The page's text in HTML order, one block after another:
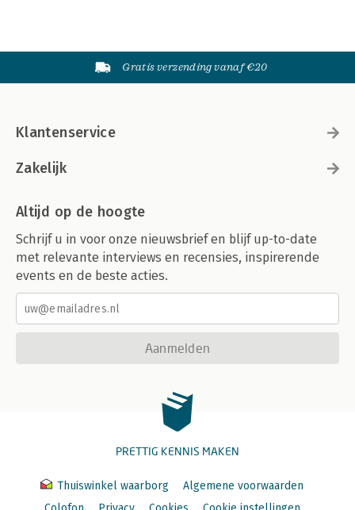
Gratis verzending vanaf €20
Klantenservice
Zakelijk
Altijd op de hoogte
Schrijf u in voor onze nieuwsbrief en blijf up-to-date
met relevante interviews en recensies, inspirerende
events en de beste acties.
Aanmelden
PRETTIG KENNIS MAKEN
Thuiswinkel waarborg
Algemene voorwaarden